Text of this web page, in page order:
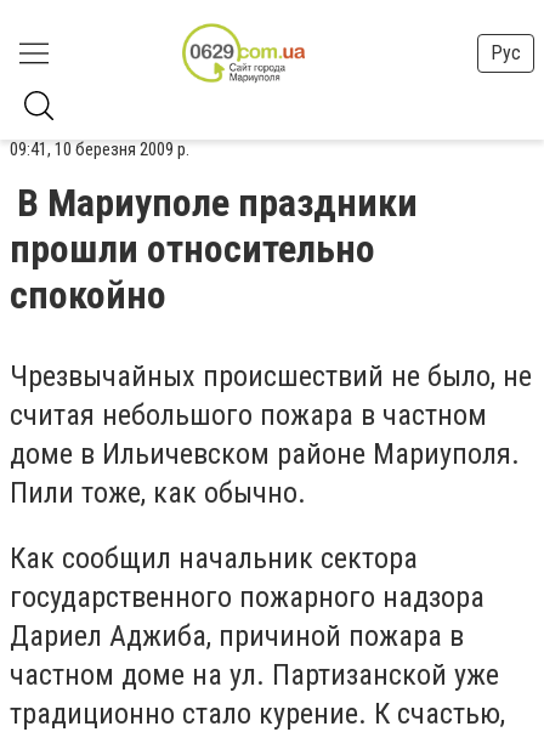
Рус
09:41, 10 березня 2009 р.
В Мариуполе праздники
прошли относительно
спокойно
Чрезвычайных происшествий не было, не
считая небольшого пожара в частном
доме в Ильичевском районе Мариуполя.
Пили тоже, как обычно.
Как сообщил начальник сектора
государственного пожарного надзора
Дариел Аджиба, причиной пожара в
частном доме на ул. Партизанской уже
традиционно стало курение. К счастью,